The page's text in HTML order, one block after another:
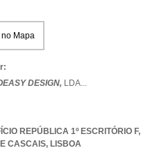
no Mapa
DESIGN, LDA...
REPÚBLICA 1º ESCRITÓRIO F,
CASCAIS, LISBOA